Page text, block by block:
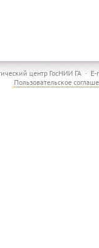
центр ГосНИИ ГА ·
Пользовательское